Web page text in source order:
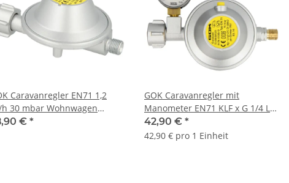
Caravanregler EN71 1,2
h 30 mbar Wohnwagen
ohne Manometer
€ *
GOK Caravanregler mit
Manometer EN71 KLF x G 1/4 LH-
KN
42,90 € *
42,90 € pro 1 Einheit